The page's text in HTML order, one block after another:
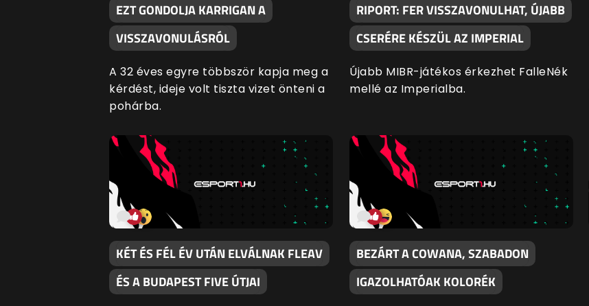
EZT GONDOLJA KARRIGAN A
VISSZAVONULÁSRÓL
A 32 éves egyre többször kapja meg a
kérdést, ideje volt tiszta vizet önteni a
pohárba.
RIPORT: FER VISSZAVONULHAT, ÚJABB
CSERÉRE KÉSZÜL AZ IMPERIAL
Újabb MIBR-játékos érkezhet FalleNék
mellé az Imperialba.
KÉT ÉS FÉL ÉV UTÁN ELVÁLNAK FLEAV
ÉS A BUDAPEST FIVE ÚTJAI
BEZÁRT A COWANA, SZABADON
IGAZOLHATÓAK KOLORÉK